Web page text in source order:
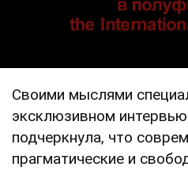
Своими мыслями
эксклюзивном интервью
подчеркнула, что
прагматические и